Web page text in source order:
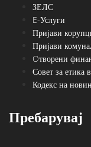
ЗЕЛС
E-Услуги
Пријави
Пријави
Oтворени
Совет за етика
Кодекс на
Пребарувај